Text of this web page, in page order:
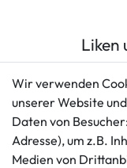
Liken
Kundenservice
+49 421 596586
Mo. - Fr. 9 - 16 Uhr
Wir verwenden
unserer Website
Daten von
Adresse), um z.B.
Medien von